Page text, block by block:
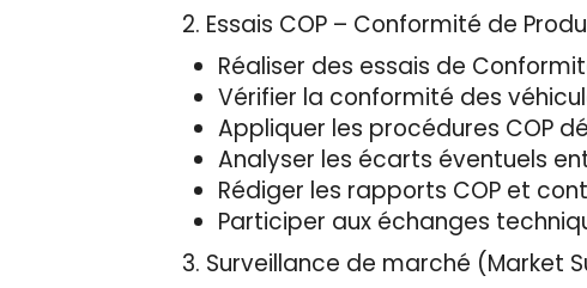
2. Essais COP – Conformité de
Réaliser des essais de
Vérifier la conformité des
Appliquer les procédures COP
Analyser les écarts éventuels
Rédiger les rapports COP et
Participer aux échanges
3. Surveillance de marché (Market